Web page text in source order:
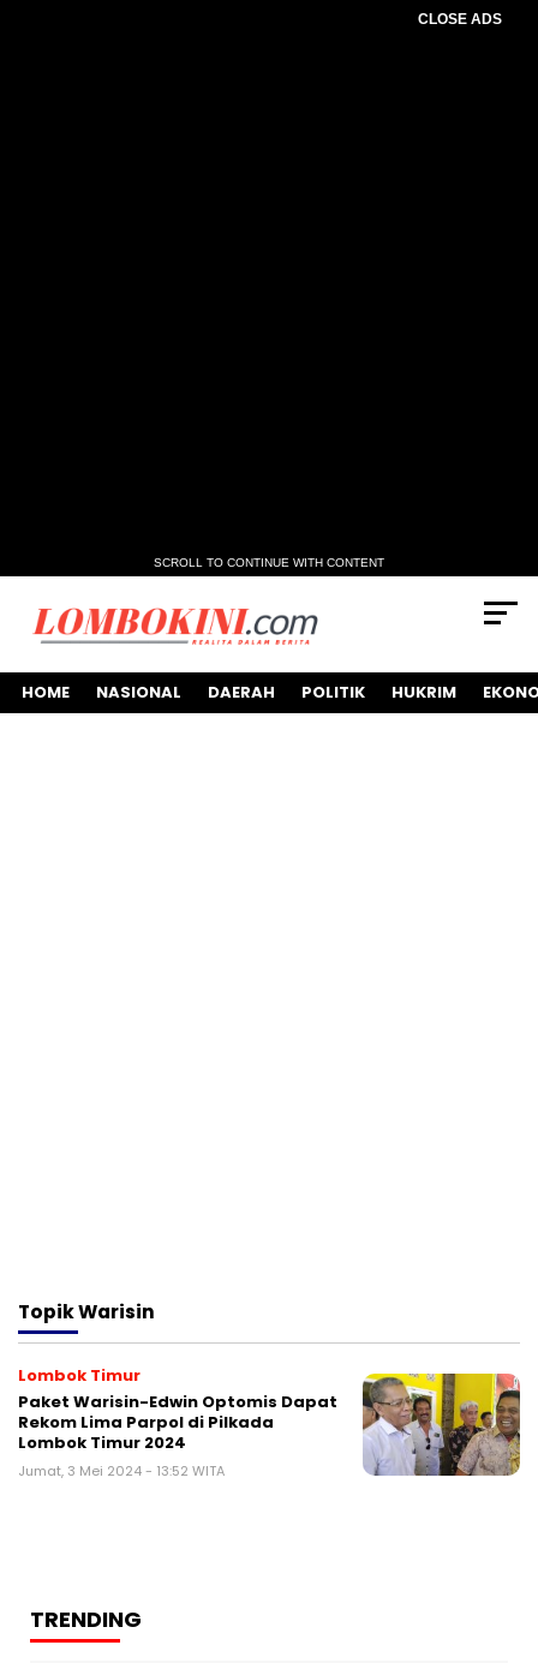
CLOSE ADS
SCROLL TO CONTINUE WITH CONTENT
HOME NASIONAL DAERAH POLITIK HUKRIM
TopikWarisin
Lombok Timur
Paket Warisin-Edwin Optomis Dapat
Rekom Lima Parpol di Pilkada
Lombok Timur 2024
Jumat, 3 Mei 2024 - 13:52 WITA
TRENDING